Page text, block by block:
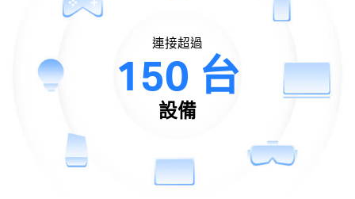
連接超過
150 台
設備